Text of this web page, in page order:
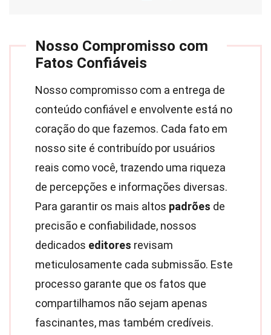
Nosso Compromisso com
Fatos Confiáveis
Nosso compromisso com a entrega de
conteúdo confiável e envolvente está no
coração do que fazemos. Cada fato em
nosso site é contribuído por usuários
reais como você, trazendo uma riqueza
de percepções e informações diversas.
Para garantir os mais altos padrões de
precisão e confiabilidade, nossos
dedicados editores revisam
meticulosamente cada submissão. Este
processo garante que os fatos que
compartilhamos não sejam apenas
fascinantes, mas também credíveis.